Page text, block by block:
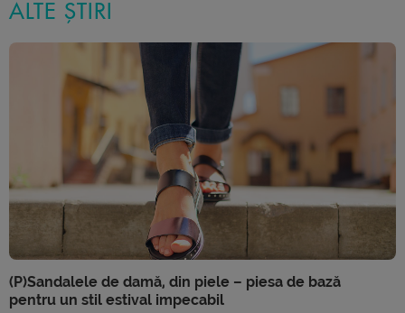
ALTE ȘTIRI
(P)Sandalele de damă, din piele – piesa de bază
pentru un stil estival impecabil